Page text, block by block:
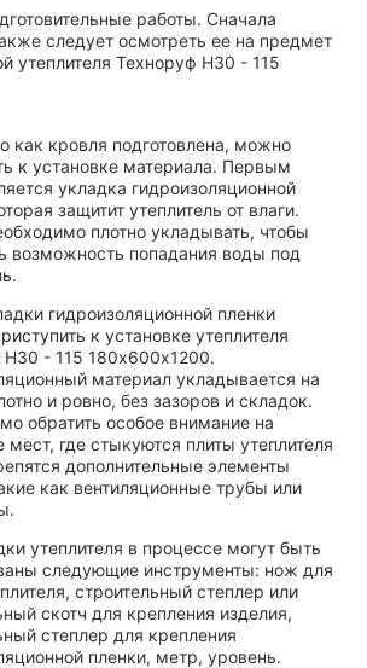
работы. Сначала
следует осмотреть ее на предмет
утеплителя Техноруф Н30 - 115
как кровля подготовлена, можно
к установке материала. Первым
укладка гидроизоляционной
защитит утеплитель от влаги.
плотно укладывать, чтобы
возможность попадания воды под
гидроизоляционной пленки
к установке утеплителя
Н30 - 115 180х600х1200.
материал укладывается на
и ровно, без зазоров и складок.
обратить особое внимание на
мест, где стыкуются плиты утеплителя
дополнительные элементы
как вентиляционные трубы или
утеплителя в процессе могут быть
следующие инструменты: нож для
строительный степлер или
скотч для крепления изделия,
степлер для крепления
пленки, метр, уровень.